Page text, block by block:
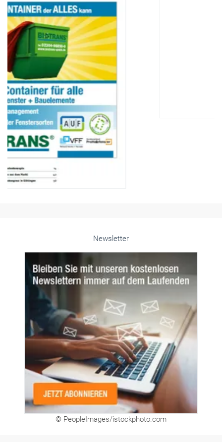
Newsletter
© PeopleImages/istockphoto.com